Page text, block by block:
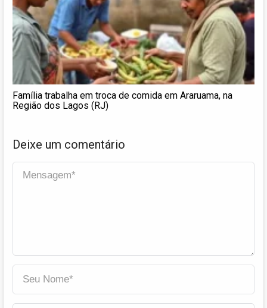
Família trabalha em troca de comida em Araruama, na
Região dos Lagos (RJ)
Deixe um comentário